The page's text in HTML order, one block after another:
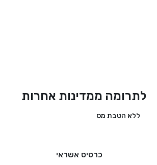
לתרומה ממדינות אחרות
ללא הטבת מס
כרטיס אשראי